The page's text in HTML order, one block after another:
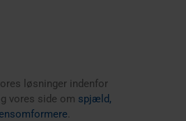
løsninger indenfor
vores side om spjæld,
.